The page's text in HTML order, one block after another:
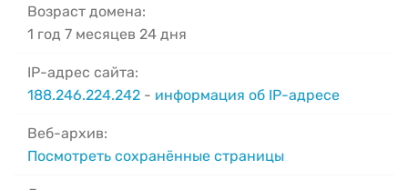
Возраст домена:
1 год 7 месяцев 24 дня
IP-адрес сайта:
188.246.224.242 - информация об IP-адресе
Веб-архив:
Посмотреть сохранённые страницы